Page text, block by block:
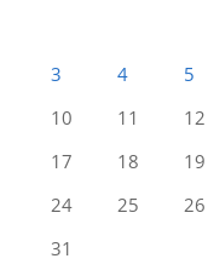
3
4 5
10
11 12
17
18 19
24
25 26
31